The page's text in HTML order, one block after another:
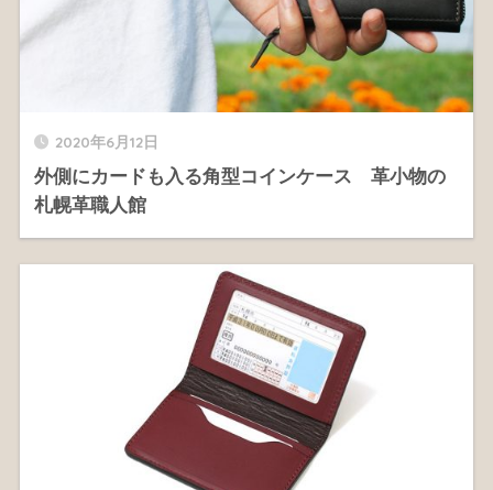
2020年6月12日
外側にカードも入る角型コインケース 革小物の
札幌革職人館